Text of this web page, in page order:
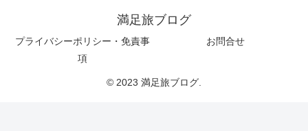
満足旅ブログ
プライバシーポリシー・免責事
項
お問合せ
© 2023 満足旅ブログ.